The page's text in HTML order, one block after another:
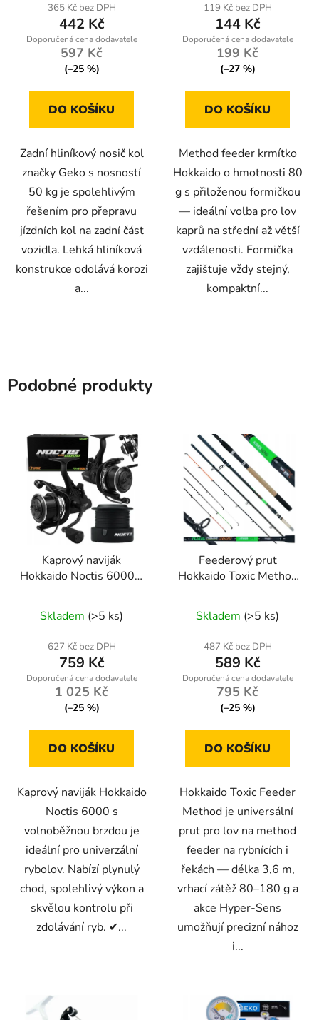
365 Kč bez DPH
442 Kč
597 Kč
(–25 %)
DO KOŠÍKU
Zadní hliníkový nosič kol
značky Geko s nosností
50 kg je spolehlivým
řešením pro přepravu
jízdních kol na zadní část
vozidla. Lehká hliníková
konstrukce odolává korozi
a...
119 Kč bez DPH
144 Kč
199 Kč
(–27 %)
DO KOŠÍKU
Method feeder krmítko
Hokkaido o hmotnosti 80
g s přiloženou formičkou
— ideální volba pro lov
kaprů na střední až větší
vzdálenosti. Formička
zajišťuje vždy stejný,
kompaktní...
Podobné produkty
Kaprový naviják
Hokkaido Noctis 6000 s
náhradní cívkou pro
univerzální lov
Skladem (>5 ks)
627 Kč bez DPH
759 Kč
1 025 Kč
(–25 %)
DO KOŠÍKU
Kaprový naviják Hokkaido
Noctis 6000 s
volnoběžnou brzdou je
ideální pro univerzální
rybolov. Nabízí plynulý
chod, spolehlivý výkon a
skvělou kontrolu při
zdolávání ryb. ✔...
Feederový prut
Hokkaido Toxic Method
hodnocení
produktu
je
5,0
z
hvězdiček.
Skladem (>5 ks)
487 Kč bez DPH
589 Kč
795 Kč
(–25 %)
DO KOŠÍKU
Hokkaido Toxic Feeder
Method je universální
prut pro lov na method
feeder na rybnících i
řekách — délka 3,6 m,
vrhací zátěž 80–180 g a
akce Hyper-Sens
umožňují precizní nához
i...